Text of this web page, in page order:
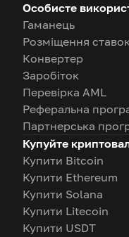
Особисте
Гаманець
Розміщення
Конвертер
Заробіток
Перевірка AML
Реферальна
Партнерська
Купуйте
Купити Bitcoin
Купити Ethereum
Купити Solana
Купити Litecoin
Купити USDT